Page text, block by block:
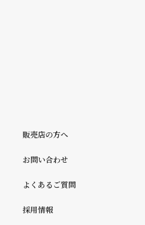
販売店の方へ
お問い合わせ
よくあるご質問
採用情報